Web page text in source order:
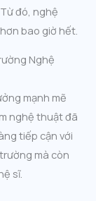
đó, nghệ
bao giờ hết.
Nghệ
mạnh mẽ
nghệ thuật đã
tiếp cận với
mà còn
sĩ.